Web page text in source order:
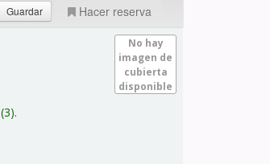
Hacer reserva
No hay
imagen de
cubierta
disponible
(3).